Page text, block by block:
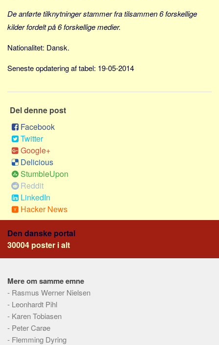
Jura og regler
Skatter og afgifter
Statistik
Alle
Meta
Dokumenttyper
Emner
Skribenter
Personer
Steder
Kilder
Om
Webstedet
Forhistorien
Redigering
Bannere
Hjælp
De anførte tilknytninger stammer fra tilsammen 6 forskellige
kilder fordelt på 6 forskellige medier.
Nationalitet: Dansk.
Seneste opdatering af tabel: 19-05-2014
Del denne post
Facebook
Twitter
Google+
Delicious
StumbleUpon
Reddit
LinkedIn
Hacker News
Den danske portal
30004 poster i alt
Mere om samme emne
- Rasmus Werner Nielsen
- Leonhardt Pihl
- Karen Tobiasen
- Peter Carøe
- Flemming Dyring